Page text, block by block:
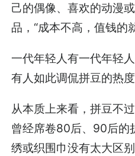
己的偶像、喜欢的动漫
品，“成本不高，值钱的
一代年轻人有一代年轻
有人如此调侃拼豆的热度
从本质上来看，拼豆不
曾经席卷80后、90后的
绣或织围巾没有太大区